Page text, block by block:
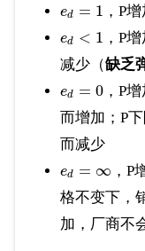
ed = 1 ，P
ed < 1 ，P
减少（缺乏
ed = 0，P
而增加；P
而减少
ed = ∞ ，P
格不变下，
加，厂商不